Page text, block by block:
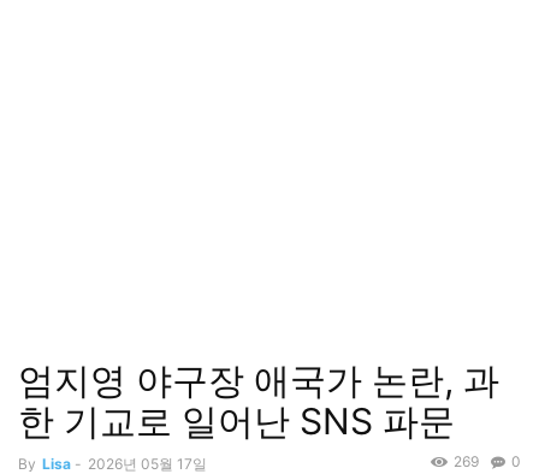
엄지영 야구장 애국가 논란, 과
한 기교로 일어난 SNS 파문
By Lisa - 2026년 05월 17일 0
269